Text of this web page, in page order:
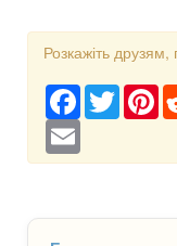
Розкажіть друзям,
Facebook
Twitter